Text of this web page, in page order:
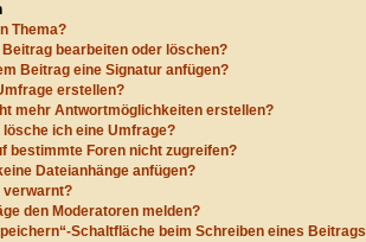
Thema?
bearbeiten oder löschen?
Beitrag eine Signatur anfügen?
erstellen?
mehr Antwortmöglichkeiten erstellen?
ich eine Umfrage?
bestimmte Foren nicht zugreifen?
Dateianhänge anfügen?
verwarnt?
den Moderatoren melden?
Schaltfläche beim Schreiben eines